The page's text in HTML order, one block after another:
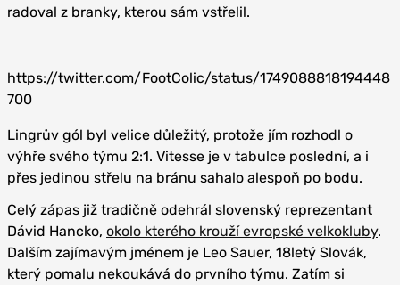
radoval z branky, kterou sám vstřelil.
https://twitter.com/FootColic/status/1749088818194448
700
Lingrův gól byl velice důležitý, protože jím rozhodl o
výhře svého týmu 2:1. Vitesse je v tabulce poslední, a i
přes jedinou střelu na bránu sahalo alespoň po bodu.
Celý zápas již tradičně odehrál slovenský reprezentant
Dávid Hancko, okolo kterého krouží evropské velkokluby.
Dalším zajímavým jménem je Leo Sauer, 18letý Slovák,
který pomalu nekoukává do prvního týmu. Zatím si